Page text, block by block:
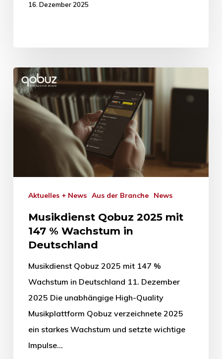
16. Dezember 2025
Aktuelles + News Aus der Branche News
Musikdienst Qobuz 2025 mit
147 % Wachstum in
Deutschland
Musikdienst Qobuz 2025 mit 147 %
Wachstum in Deutschland 11. Dezember
2025 Die unabhängige High-Quality
Musikplattform Qobuz verzeichnete 2025
ein starkes Wachstum und setzte wichtige
Impulse…